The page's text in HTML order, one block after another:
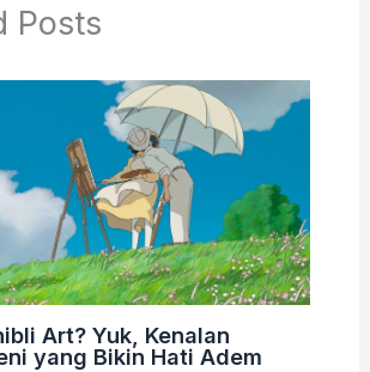
Posts
Art? Yuk, Kenalan
yang Bikin Hati Adem